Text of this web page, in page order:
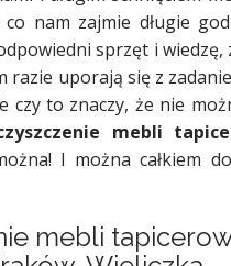
nam zajmie długie
sprzęt i wiedzę,
razie uporają się z
czy to znaczy, że nie
mebli
I można całkiem
mebli